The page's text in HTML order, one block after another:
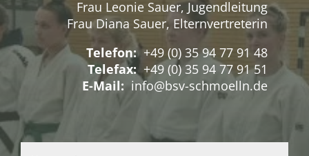
Frau Leonie Sauer, Jugendleitung
Frau Diana Sauer, Elternvertreterin
Telefon:+49 (0) 35 94 77 91 48
Telefax: +49 (0) 35 94 77 91 51
E-Mail: info@bsv-schmoelln.de